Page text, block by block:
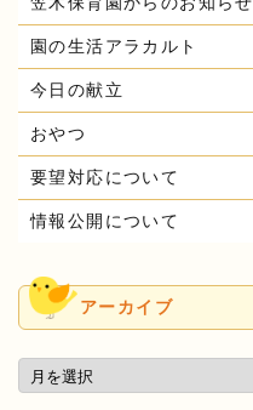
園の生活アラカルト
今日の献立
おやつ
要望対応について
情報公開について
アーカイブ